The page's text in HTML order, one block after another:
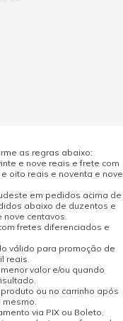
as regras abaixo:
e nove reais e frete com
oito reais e noventa e nove
em pedidos acima de
abaixo de duzentos e
centavos.
fretes diferenciados e
válido para promoção de
reais.
valor e/ou quando
ou no carrinho após
via PIX ou Boleto,